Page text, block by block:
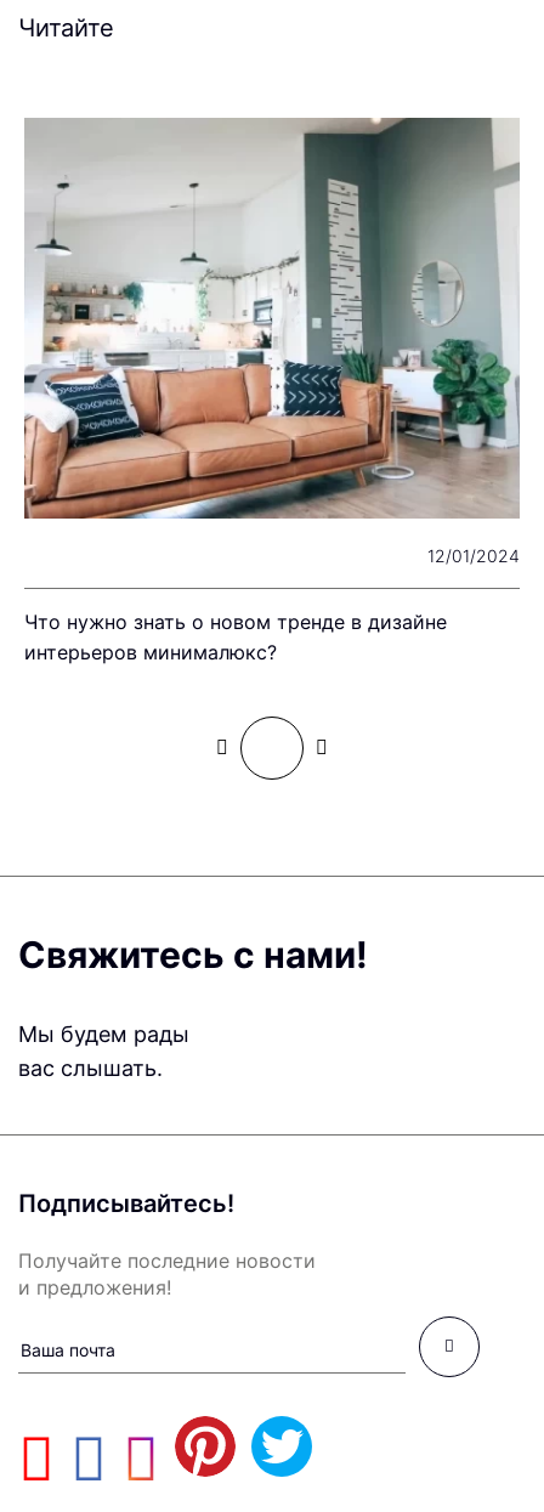
Читайте
12/01/2024
Что нужно знать о новом тренде в дизайне
интерьеров минималюкс?
Свяжитесь с нами!
Мы будем рады
вас слышать.
Подписывайтесь!
Получайте последние новости
и предложения!